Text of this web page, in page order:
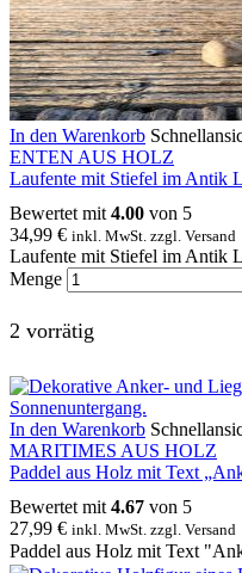
In den Warenkorb
ENTEN AUS HOLZ
Laufente mit Stiefel im Antik
Bewertet mit 4.00 von 5
34,99 € inkl. MwSt. zzgl. Versand
Laufente mit Stiefel im Antik
Menge
2 vorrätig
In den Warenkorb
MARITIMES AUS HOLZ
Paddel aus Holz mit Text
Bewertet mit 4.67 von 5
27,99 € inkl. MwSt. zzgl. Versand
Paddel aus Holz mit Text